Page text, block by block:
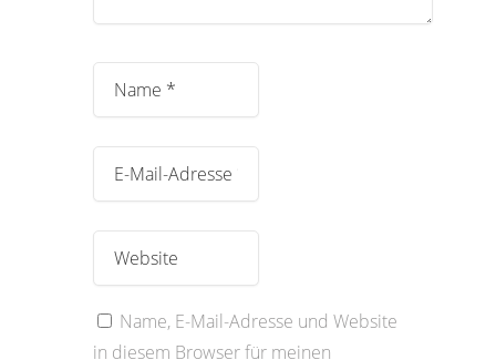
Name, E-Mail-Adresse und Website
in diesem Browser für meinen